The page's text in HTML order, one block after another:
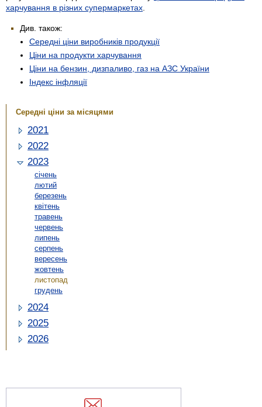
харчування в різних супермаркетах
Див. також:
Середні ціни виробників продукції
Ціни на продукти харчування
Ціни на бензин, дизпаливо, газ на АЗС України
Індекс інфляції
Середні ціни за місяцями
2021
2022
2023
січень
лютий
березень
квітень
травень
червень
липень
серпень
вересень
жовтень
листопад
грудень
2024
2025
2026